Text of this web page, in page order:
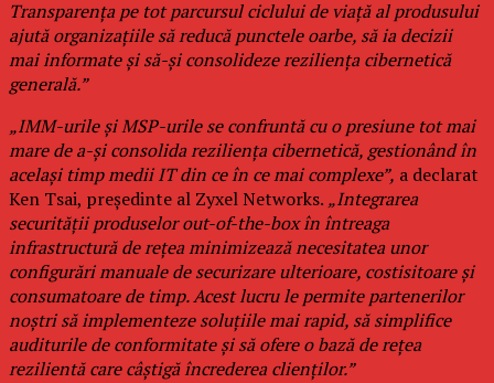
Transparența pe tot parcursul ciclului de viață al produsului
ajută organizațiile să reducă punctele oarbe, să ia decizii
mai informate și să-și consolideze reziliența cibernetică
generală.”
„IMM-urile și MSP-urile se confruntă cu o presiune tot mai
mare de a-și consolida reziliența cibernetică, gestionând în
același timp medii IT din ce în ce mai complexe”, a declarat
Ken Tsai, președinte al Zyxel Networks. „Integrarea
securității produselor out-of-the-box în întreaga
infrastructură de rețea minimizează necesitatea unor
configurări manuale de securizare ulterioare, costisitoare și
consumatoare de timp. Acest lucru le permite partenerilor
noștri să implementeze soluțiile mai rapid, să simplifice
auditurile de conformitate și să ofere o bază de rețea
rezilientă care câștigă încrederea clienților.”